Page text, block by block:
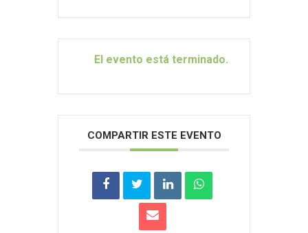
El evento está terminado.
COMPARTIR ESTE EVENTO